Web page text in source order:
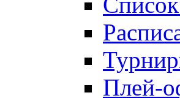
Плей-